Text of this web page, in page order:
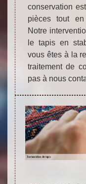
conservation
pièces tout en
Notre
le tapis en
vous êtes à la
traitement de
pas à nous